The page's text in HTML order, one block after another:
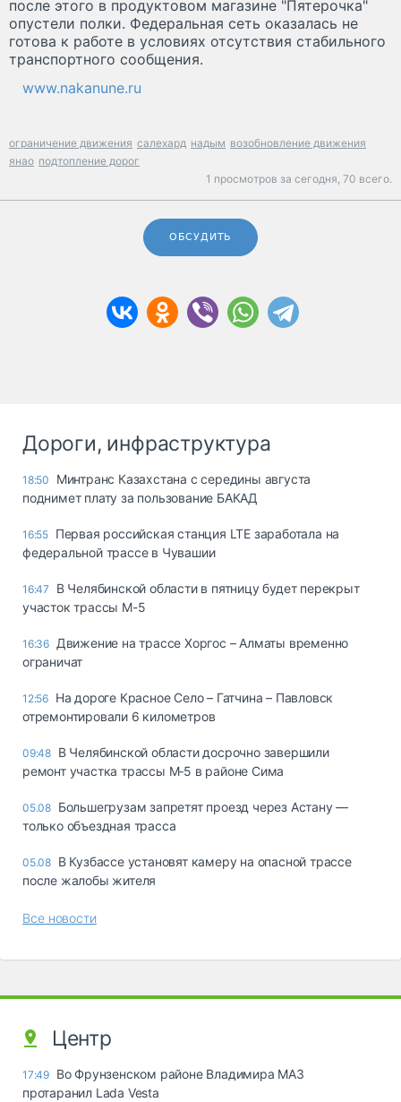
после этого в продуктовом магазине "Пятерочка"
опустели полки. Федеральная сеть оказалась не
готова к работе в условиях отсутствия стабильного
транспортного сообщения.
www.nakanune.ru
ограничение движения салехард надым возобновление движения
янао подтопление дорог
1 просмотров за сегодня, 70 всего.
ОБСУДИТЬ
Дороги, инфраструктура
18:50
Минтранс Казахстана с середины августа
поднимет плату за пользование БАКАД
16:55 Первая российская станция LTE заработала на
федеральной трассе в Чувашии
16:47
В Челябинской области в пятницу будет перекрыт
участок трассы М-5
16:36 Движение на трассе Хоргос – Алматы временно
ограничат
12:56 На дороге Красное Село – Гатчина – Павловск
отремонтировали 6 километров
09:48 В Челябинской области досрочно завершили
ремонт участка трассы М‑5 в районе Сима
05.08 Большегрузам запретят проезд через Астану —
только объездная трасса
05.08 В Кузбассе установят камеру на опасной трассе
после жалобы жителя
Все новости
Центр
17:49 Во Фрунзенском районе Владимира МАЗ
протаранил Lada Vesta